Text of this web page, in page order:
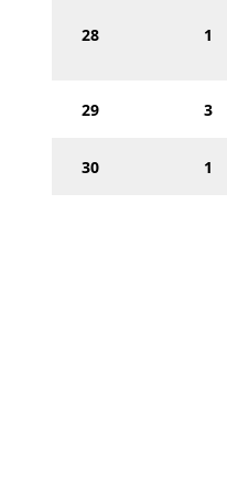
28 1
29 3
30 1